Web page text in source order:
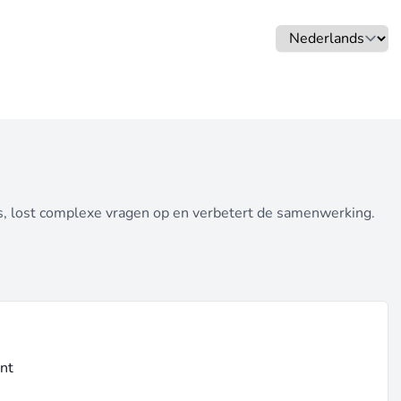
lost complexe vragen op en verbetert de samenwerking.